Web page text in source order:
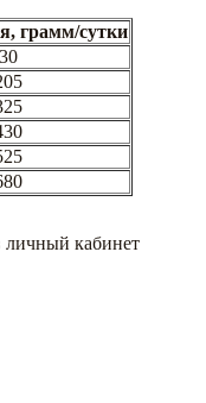
грамм/сутки
личный кабинет